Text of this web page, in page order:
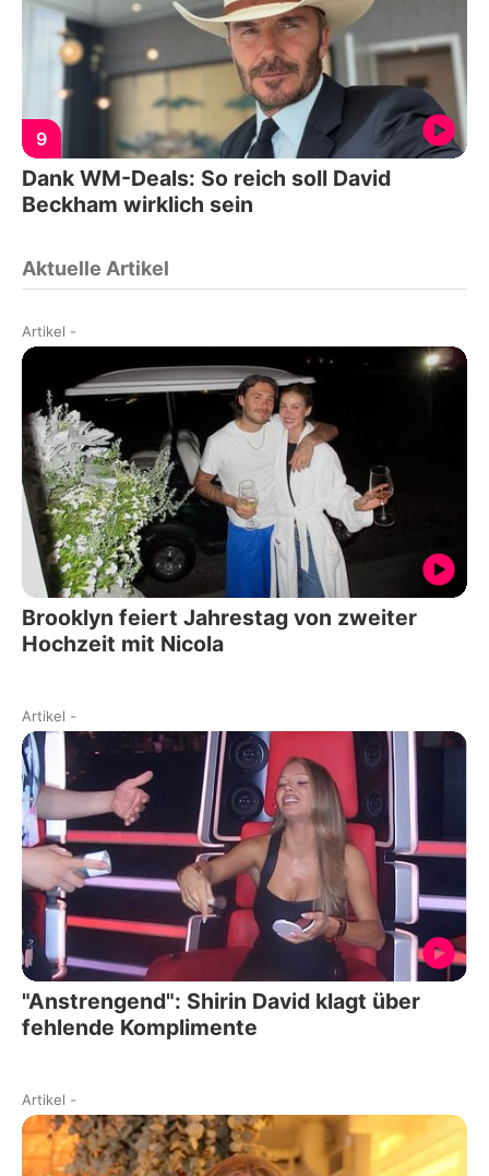
9
Dank WM-Deals: So reich soll David
Beckham wirklich sein
Aktuelle Artikel
Artikel -
Brooklyn feiert Jahrestag von zweiter
Hochzeit mit Nicola
Artikel -
"Anstrengend": Shirin David klagt über
fehlende Komplimente
Artikel -